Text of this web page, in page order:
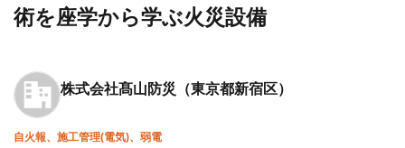
術を座学から学ぶ火災設備
株式会社髙山防災 （東京都新宿区）
自火報、施工管理(電気)、弱電